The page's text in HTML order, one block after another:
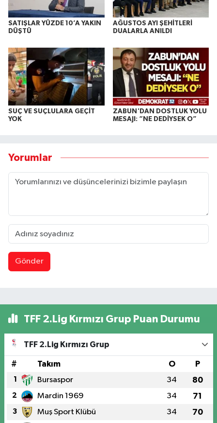
SATIŞLAR YÜZDE 10’A YAKIN
DÜŞTÜ
AĞUSTOS AYI ŞEHİTLERİ
DUALARLA ANILDI
SUÇ VE SUÇLULARA GEÇİT
YOK
ZABUN'DAN DOSTLUK YOLU
MESAJI: “NE DEDİYSEK O”
Yorumlar
Gönder
TFF 2.Lig Kırmızı Grup Puan Durumu
TFF 2.Lig Kırmızı Grup
# Takım O P
1 Bursaspor 34 80
2 Mardin 1969 34 71
3 Muş Sport Klübü 34 70